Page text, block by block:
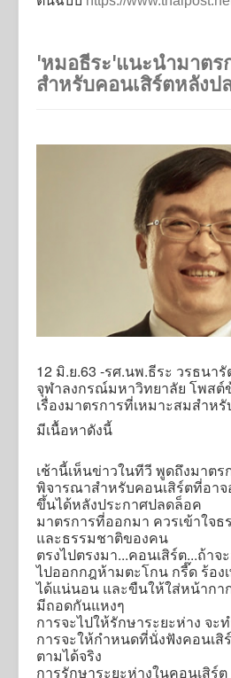
'หมอธีระ'แนะนำมาตร
สำหรับคอนเสิร์ตหลังป
12 มิ.ย.63 -รศ.นพ.ธีระ วรธน
จุฬาลงกรณ์มหาวิทยาลัย โพสต์
เรื่องมาตรการที่เหมาะสมสำห
มีเนื้อหาดังนี้
เช้านี้เห็นข่าวในทีวี พูดถึงมาตร
พิจารณาสำหรับคอนเสิร์ตที่อา
ขึ้นได้หลังประกาศปลดล็อค
มาตรการที่ออกมา ควรเข้าใจ
และธรรมชาติของคน
ตรงไปตรงมา...คอนเสิร์ต...ถ้า
ไปออกกฎห้ามตะโกน กรี๊ด ร้อง
ได้แน่นอน และขืนให้ใส่หน้ากา
มีถอดกันแหงๆ
การจะไปให้รักษาระยะห่าง จะ
การจะให้กำหนดที่นั่งฟังคอนเสิ
ตามได้จริง
การรักษาระยะห่างในคอนเสิร์